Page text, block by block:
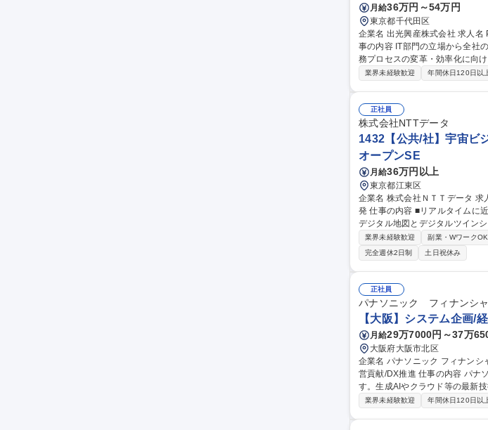
月給36万円～54万円
東京都千代田区
企業名 出光興産株式会社 求人名 PA【東京/DX/ICT推進(SAP)】手当充実/フルフレックス制度/リモートワーク 仕
事の内容 IT部門の立場から全社
務プロセスの変革・効率化に向けたシス
ーンのシステム改革(燃料油領
の要件整理から最新技術(生成
ら成果を実感できる魅力的な環境です。 募集職種 PA【東京/DX/ICT推進(SAP)】手当充実/フル
モートワーク
業界未経験歓迎 年間休日120日以
正社員
株式会社NTTデータ
1432【公共/社】宇宙ビ
オープンSE
月給36万円以上
東京都江東区
企業名 株式会社ＮＴＴデータ 求人名 1432【公共/社】宇宙ビジネスの3D地図・地球デジタルツインシステムの開
発 仕事の内容 ■リアルタイムに近い地理空間情報の提供が可能な地球デジタルツインの実現に向けた、最先端の
デジタル地図とデジタルツイン
す。 【プロジェクト概要】 ◎3D地理空間情報プロダクト、サービスの開発 ◎地球デジタルツインシステム、サ
ービスの開発 【具体的には】◎
システム/ツール等の仕様検討、
[AW3Dサービスの紹介] https://www.aw3d.jp/ 募集職種 1432【公共/社】宇宙ビジ
インシステムの開発
業界未経験歓迎 副業・WワークOK
完全週休2日制
土日祝休み
正社員
パナソニック フィナンシ
【大阪】システム企画/
月給29万7000円～37万
大阪府大阪市北区
企業名 パナソニック フィナンシャルエクセレンス株式会社
営貢献/DX推進 仕事の内容 パナソニックグループ各社の経理・財務業務を支えるDX推進の企画・実行を担いま
す。生成AIやクラウド等の最新
施策で実現します。 ・DX推進・業務改革：生成AI等を活用し、経理・財務業務の高度化・標準化、シェアード化
ベンダー連携や自動化、データ
業界未経験歓迎 年間休日120日以